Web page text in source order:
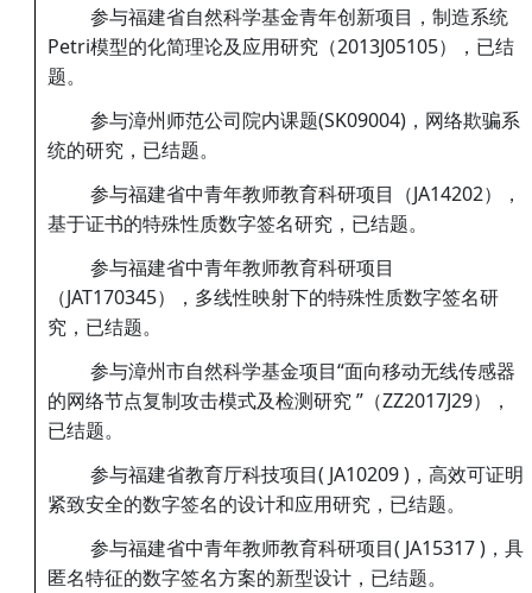
参与福建省自然科学基金青年创新项目，制造系统
Petri模型的化简理论及应用研究（2013J05105），已结
题。
参与漳州师范公司院内课题(SK09004)，网络欺骗系
统的研究，已结题。
参与福建省中青年教师教育科研项目（JA14202），
基于证书的特殊性质数字签名研究，已结题。
参与福建省中青年教师教育科研项目
（JAT170345），多线性映射下的特殊性质数字签名研
究，已结题。
参与漳州市自然科学基金项目“面向移动无线传感器
的网络节点复制攻击模式及检测研究 ”（ZZ2017J29），
已结题。
参与福建省教育厅科技项目( JA10209 )，高效可证明
紧致安全的数字签名的设计和应用研究，已结题。
参与福建省中青年教师教育科研项目( JA15317 )，具
匿名特征的数字签名方案的新型设计，已结题。